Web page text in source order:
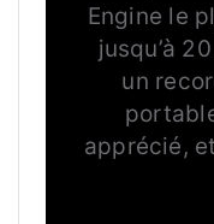
Engine le
jusqu’à
un
apprécié,